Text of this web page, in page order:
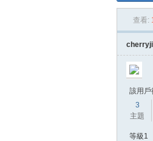
查看:
該用戶
3
主題
等級1